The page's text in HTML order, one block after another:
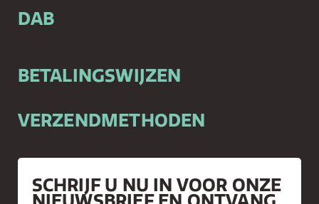
DAB
BETALINGSWIJZEN
VERZENDMETHODEN
SCHRIJF U NU IN VOOR ONZE